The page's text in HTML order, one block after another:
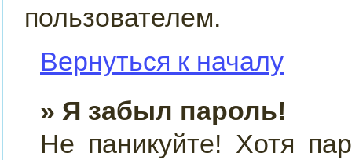
пользователем.
Вернуться к началу
» Я забыл пароль!
Не паникуйте! Хотя